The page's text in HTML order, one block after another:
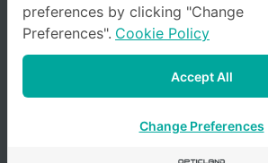
preferences by clicking "Change
Preferences". Cookie Policy
Accept All
Change Preferences